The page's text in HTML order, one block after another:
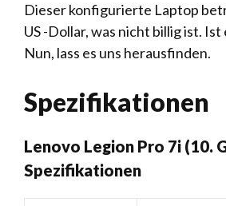
Dieser konfigurierte Laptop
US -Dollar, was nicht billig ist.
Nun, lass es uns herausfinden.
Spezifikationen
Lenovo Legion Pro 7i (10.
Spezifikationen